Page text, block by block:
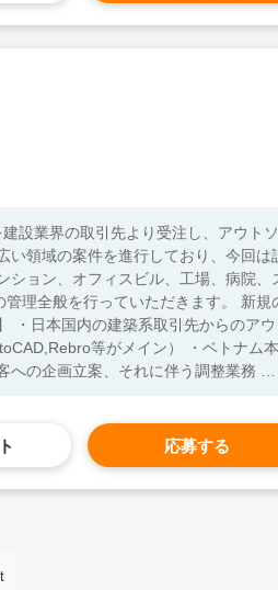
設業界の取引先より受注し、アウトソ
い領域の案件を進行しており、今回は
ション、オフィスビル、工場、病院、
理全般を行っていただきます。 新規
等がメイン） ・ベトナム本
の企画立案、それに伴う調整業務 ・
応募する